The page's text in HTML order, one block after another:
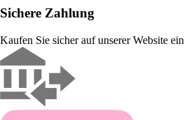
Sichere Zahlung
Kaufen Sie sicher auf unserer Website ein